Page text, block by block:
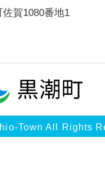
賀1080番地1
Town All Rights